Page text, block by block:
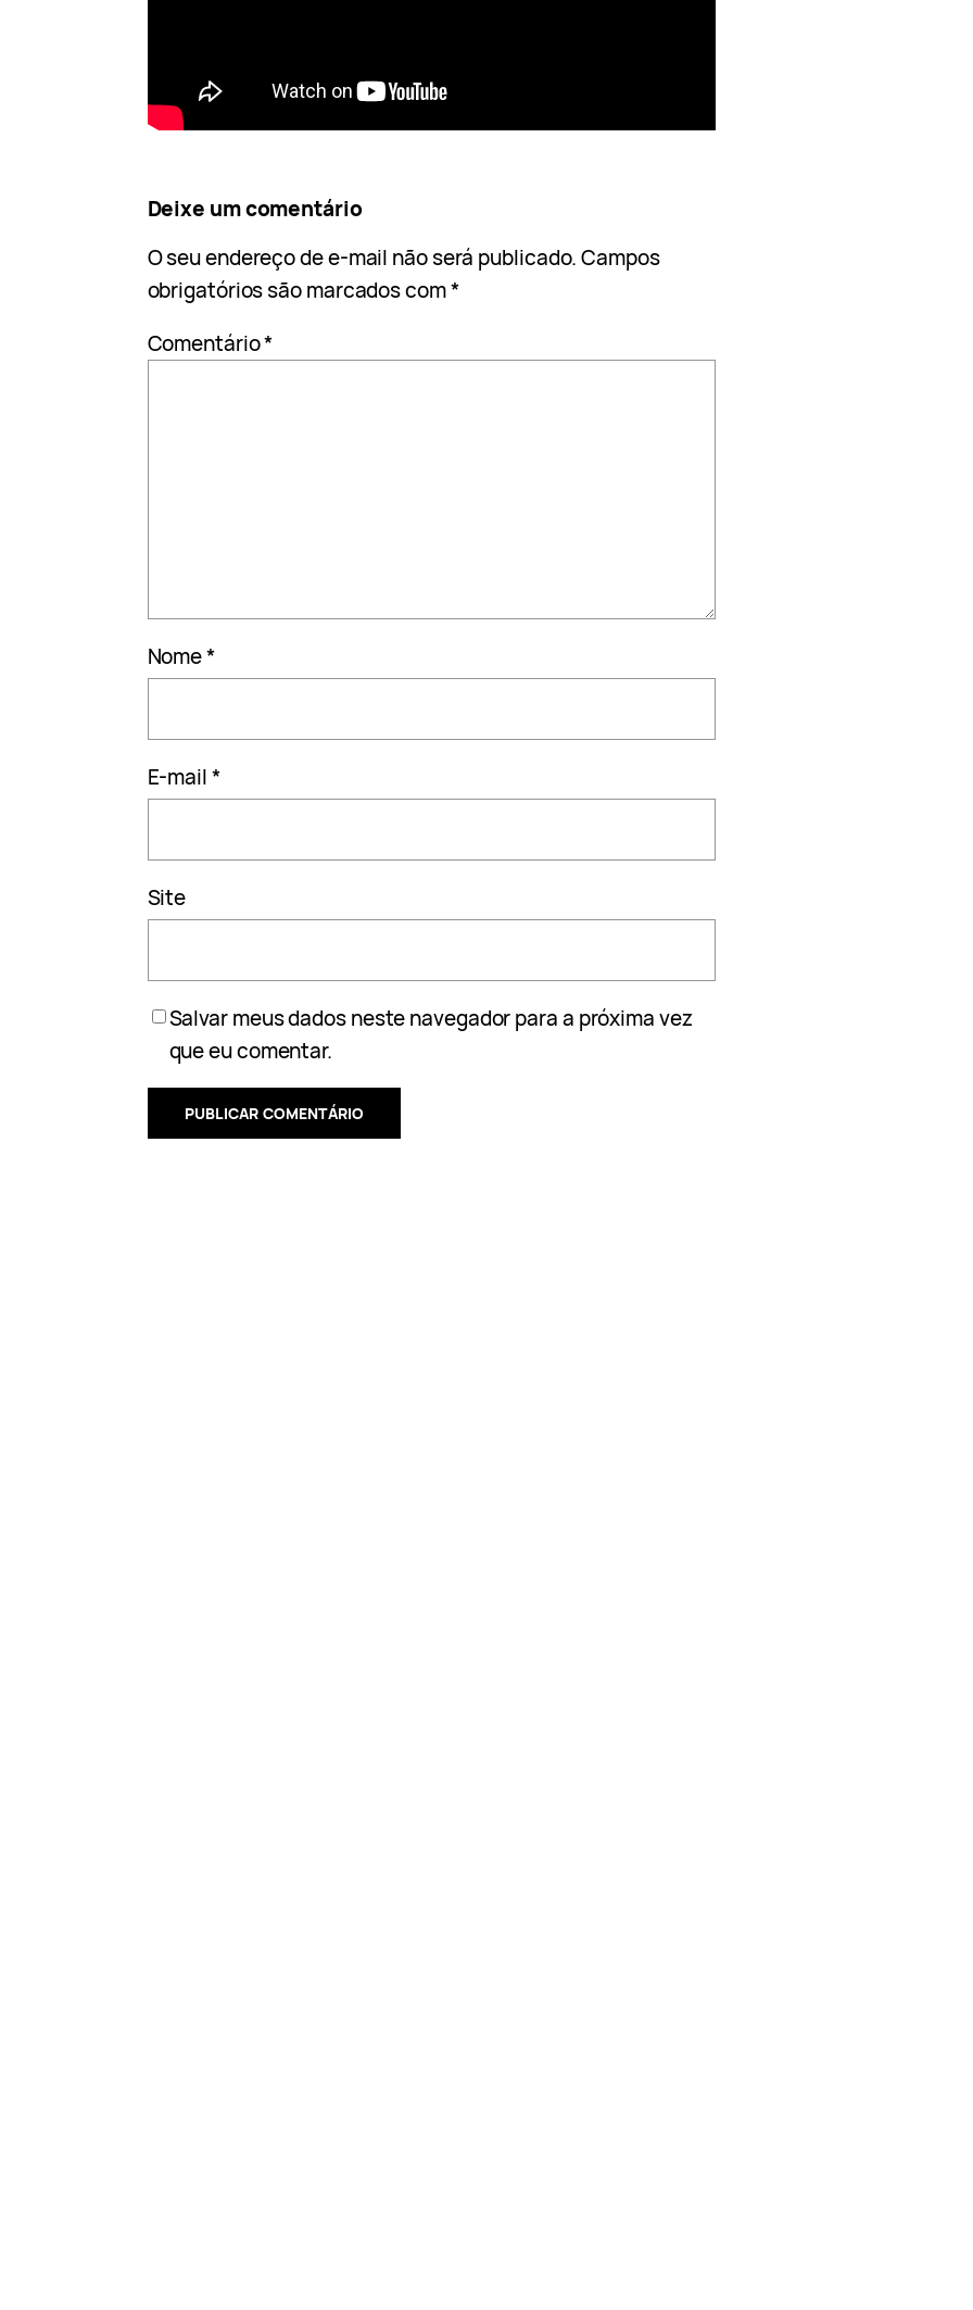
Deixe um comentário
O seu endereço de e-mail não será publicado. Campos
obrigatórios são marcados com*
Comentário*
Nome*
E-mail*
Site
Salvar meus dados neste navegador para a próxima vez
que eu comentar.